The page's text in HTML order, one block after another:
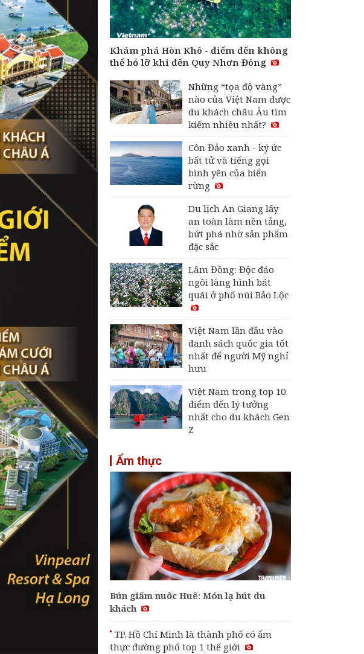
Bún kèn Hà Tiên lan
tỏa tinh hoa ẩm thực
Nam Bộ
Bún giấm nuốc Huế:
Món lạ hút du khách
TP. Hồ Chí Minh là
thành phố có ẩm thực
đường phố top 1 thế
Khám phá Hòn Khô - điểm đến không
thể bỏ lỡ khi đến Quy Nhơn Đông
Những “tọa độ vàng”
nào của Việt Nam được
du khách châu Âu tìm
kiếm nhiều nhất?
Côn Đảo xanh - ký ức
bất tử và tiếng gọi
bình yên của biển
rừng
Du lịch An Giang lấy
an toàn làm nền tảng,
bứt phá nhờ sản phẩm
đặc sắc
Lâm Đồng: Độc đáo
ngôi làng hình bát
quái ở phố núi Bảo Lộc
Việt Nam lần đầu vào
danh sách quốc gia tốt
nhất để người Mỹ nghỉ
hưu
Việt Nam trong top 10
điểm đến lý tưởng
nhất cho du khách Gen
Z
Ẩm thực
Bún giấm nuốc Huế: Món lạ hút du
khách
TP. Hồ Chí Minh là thành phố có ẩm
thực đường phố top 1 thế giới